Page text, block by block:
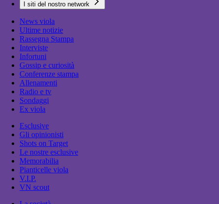
I siti del nostro network
News viola
Ultime notizie
Rassegna Stampa
Interviste
Infortuni
Gossip e curiosità
Conferenze stampa
Allenamenti
Radio e tv
Sondaggi
Ex viola
Esclusive
Gli opinionisti
Shots on Target
Le nostre esclusive
Memorabilia
Pianticelle viola
V.I.P.
VN scout